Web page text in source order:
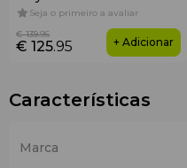
Seja o primeiro a avaliar
€ 125.95
€ 139.95
+ Adicionar
Características
Marca